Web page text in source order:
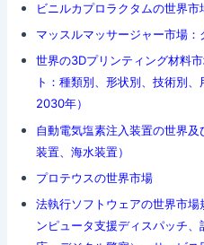
ビニルカプロラクタムの世界市
マッスルマッサージャー市場
世界の3Dプリンティング材料
ト：種類別、形状別、技術別
2030年）
自動電気塩素注入装置の世界
装置、海水装置）
プロテウスの世界市場
法執行ソフトウェアの世界市
ンピュータ支援ディスパッチ